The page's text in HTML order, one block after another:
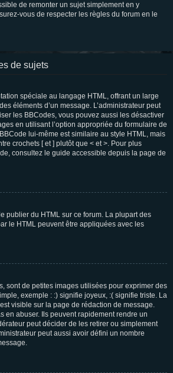
de remonter un sujet simplement en y
vous de respecter les règles du forum en le
de sujets
spéciale au langage HTML, offrant un large
éléments d’un message. L’administrateur peut
les BBCodes, vous pouvez aussi les désactiver
en utilisant l’option appropriée du formulaire de
lui-même est similaire au style HTML, mais
crochets [ et ] plutôt que < et >. Pour plus
consultez le guide accessible depuis la page de
publier du HTML sur ce forum. La plupart des
le HTML peuvent être appliquées avec les
sont de petites images utilisées pour exprimer des
exemple : :) signifie joyeux, :( signifie triste. La
visible sur la page de rédaction de message.
en abuser. Ils peuvent rapidement rendre un
peut décider de les retirer ou simplement
peut aussi avoir défini un nombre